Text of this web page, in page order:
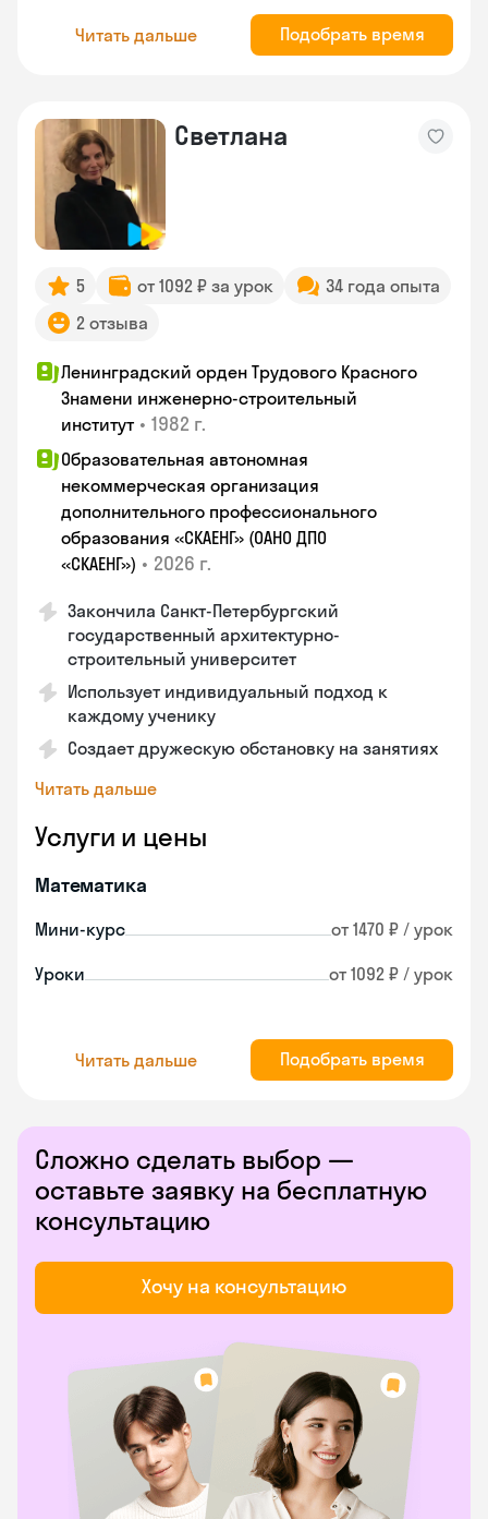
Читать дальше Подобрать время
Светлана
5 от 1092 ₽ за урок
34 года опыта
2 отзыва
Ленинградский орден Трудового Красного
Знамени инженерно-строительный
институт • 1982 г.
Образовательная автономная
некоммерческая организация
дополнительного профессионального
образования «СКАЕНГ» (ОАНО ДПО
«СКАЕНГ») • 2026 г.
Закончила Санкт-Петербургский
государственный архитектурно-
строительный университет
Использует индивидуальный подход к
каждому ученику
Создает дружескую обстановку на занятиях
Читать дальше
Услуги и цены
Математика
Мини-курс от 1470 ₽ / урок
Уроки от 1092 ₽ / урок
Читать дальше Подобрать время
Сложно сделать выбор —
оставьте заявку на бесплатную
консультацию
Хочу на консультацию